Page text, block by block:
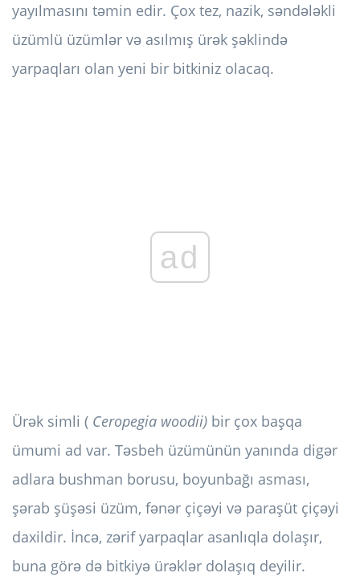
yayılmasını təmin edir. Çox tez, nazik, səndələkli
üzümlü üzümlər və asılmış ürək şəklində
yarpaqları olan yeni bir bitkiniz olacaq.
ad
Ürək simli ( Ceropegia woodii) bir çox başqa
ümumi ad var. Təsbeh üzümünün yanında digər
adlara bushman borusu, boyunbağı asması,
şərab şüşəsi üzüm, fənər çiçəyi və paraşüt çiçəyi
daxildir. İncə, zərif yarpaqlar asanlıqla dolaşır,
buna görə də bitkiyə ürəklər dolaşıq deyilir.